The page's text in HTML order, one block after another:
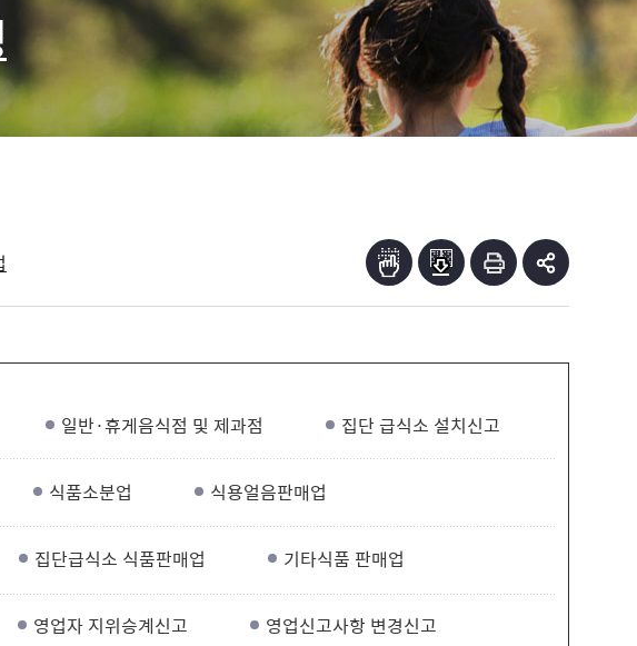
일반·휴게음식점 및 제과점 집단 급식소 설치신고
식품소분업 식용얼음판매업
집단급식소 식품판매업 기타식품 판매업
영업자 지위승계신고 영업신고사항 변경신고